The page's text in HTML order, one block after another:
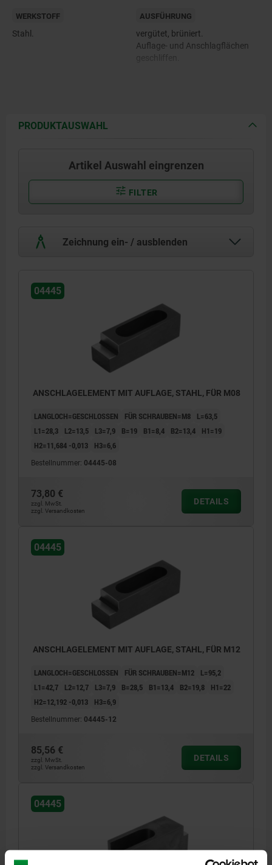
WERKSTOFF
Stahl.
AUSFÜHRUNG
vergütet, brüniert.
Auflage- und Anschlagflächen
PRODUKTAUSWAHL
Artikel Auswahl eingrenzen
FILTER
Zeichnung ein- / ausblenden
04445
ANSCHLAGELEMENT MIT AUFLAGE, STAHL, FÜR M08
LANGLOCH=GESCHLOSSEN FÜR SCHRAUBEN=M8
L=63,5
L1=28,3
L2=13,5 L3=7,9 B=19 B1=8,4 B2=13,4
H1=19
H2=11,684 -0,013
H3=6,6
Bestellnummer: 04445-08
73,80 €
zzgl. MwSt.
zzgl. Versandkosten
DETAILS
04445
ANSCHLAGELEMENT MIT AUFLAGE, STAHL, FÜR M12
LANGLOCH=GESCHLOSSEN FÜR SCHRAUBEN=M12
L=95,2
L1=42,7
L2=12,7 L3=7,9 B=28,5 B1=13,4 B2=19,8
H1=22
H2=12,192 -0,013
H3=6,9
Bestellnummer: 04445-12
85,56 €
zzgl. MwSt.
zzgl. Versandkosten
DETAILS
04445